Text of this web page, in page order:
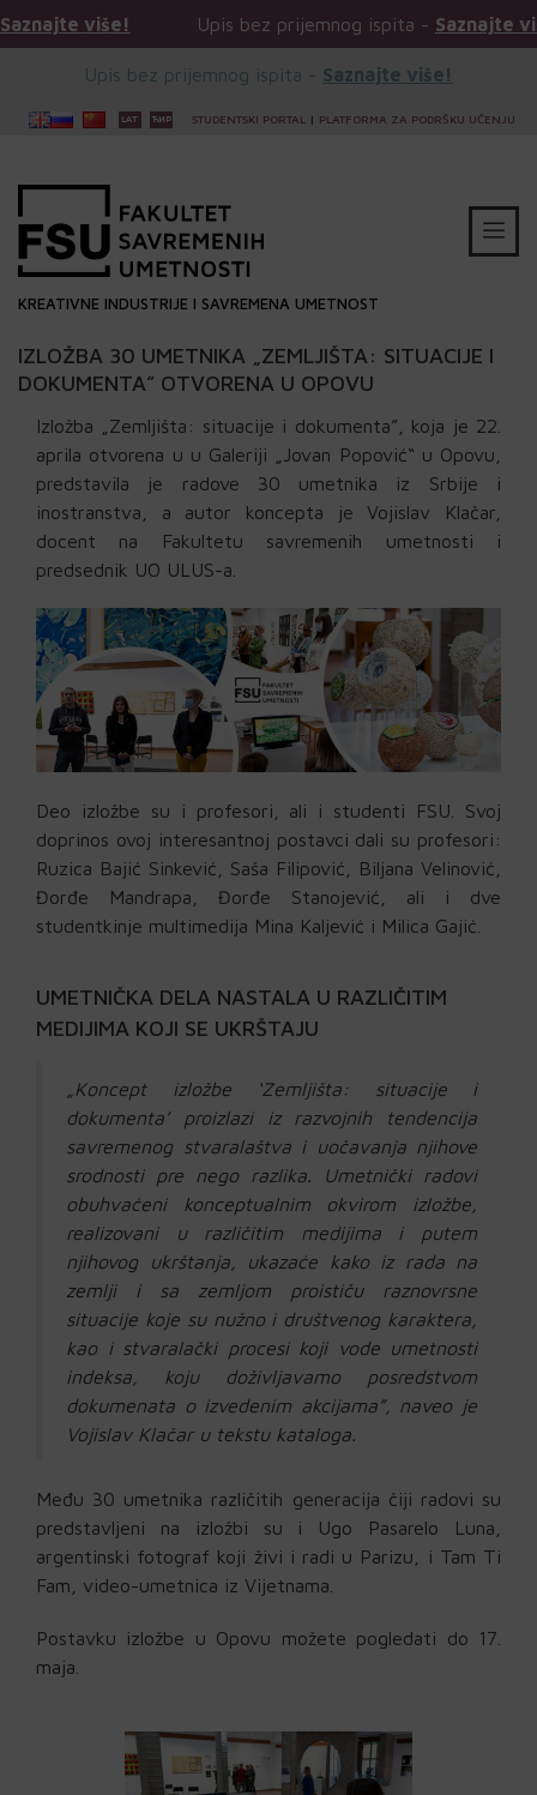
Upis bez prijemnog ispita -Saznajte više! Upis
Upis bez prijemnog ispita - Saznajte više!
STUDENTSKI PORTAL | PLATFORMA ZA PODRŠKU UČENJU
KREATIVNE INDUSTRIJE I SAVREMENA UMETNOST
IZLOŽBA 30 UMETNIKA „ZEMLJIŠTA: SITUACIJE I
DOKUMENTA” OTVORENA U OPOVU
Izložba „Zemljišta: situacije i dokumenta”, koja je 22.
aprila otvorena u u Galeriji „Jovan Popović“ u Opovu,
predstavila je radove 30 umetnika iz Srbije i
inostranstva, a autor koncepta je Vojislav Klačar,
docent na Fakultetu savremenih umetnosti i
predsednik UO ULUS-a.
Deo izložbe su i profesori, ali i studenti FSU. Svoj
doprinos ovoj interesantnoj postavci dali su profesori:
Ruzica Bajić Sinkević, Saša Filipović, Biljana Velinović,
Đorđe Mandrapa, Đorđe Stanojević, ali i dve
studentkinje multimedija Mina Kaljević i Milica Gajić.
UMETNIČKA DELA NASTALA U RAZLIČITIM
MEDIJIMA KOJI SE UKRŠTAJU
„Koncept izložbe ‘Zemljišta: situacije i
dokumenta’ proizlazi iz razvojnih tendencija
savremenog stvaralaštva i uočavanja njihove
srodnosti pre nego razlika. Umetnički radovi
obuhvaćeni konceptualnim okvirom izložbe,
realizovani u različitim medijima i putem
njihovog ukrštanja, ukazaće kako iz rada na
zemlji i sa zemljom proističu raznovrsne
situacije koje su nužno i društvenog karaktera,
kao i stvaralački procesi koji vode umetnosti
indeksa, koju doživljavamo posredstvom
dokumenata o izvedenim akcijama”, naveo je
Vojislav Klačar u tekstu kataloga.
Među 30 umetnika različitih generacija čiji radovi su
predstavljeni na izložbi su i Ugo Pasarelo Luna,
argentinski fotograf koji živi i radi u Parizu, i Tam Ti
Fam, video-umetnica iz Vijetnama.
Postavku izložbe u Opovu možete pogledati do 17.
maja.